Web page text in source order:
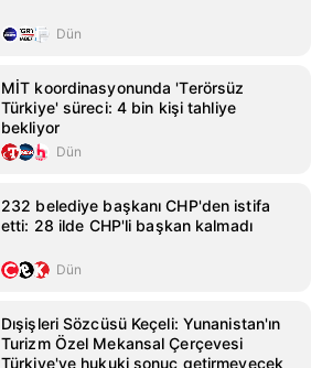
Dün
MİT koordinasyonunda 'Terörsüz
Türkiye' süreci: 4 bin kişi tahliye
bekliyor
Dün
232 belediye başkanı CHP'den istifa
etti: 28 ilde CHP'li başkan kalmadı
Dün
Dışişleri Sözcüsü Keçeli: Yunanistan'ın
Turizm Özel Mekansal Çerçevesi
Türkiye'ye hukuki sonuç getirmeyecek